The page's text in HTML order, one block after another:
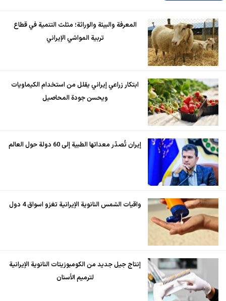
المعرفة والبيئة والوراثة؛ مثلث التنمية في قطاع
تربية المواشي الإيراني
ابتكار زراعي إيراني يقلل من استخدام الكيماويات
ويحسن جودة المحاصيل
إيران تُصدّر معداتها الطبية إلى 60 دولة حول العالم
واقيات الشمس النانوية الإيرانية تغزو اسواق 4 دول
إنتاج جيل جديد من الكومبوزيتات النانوية الإيرانية
لترميم الأسنان